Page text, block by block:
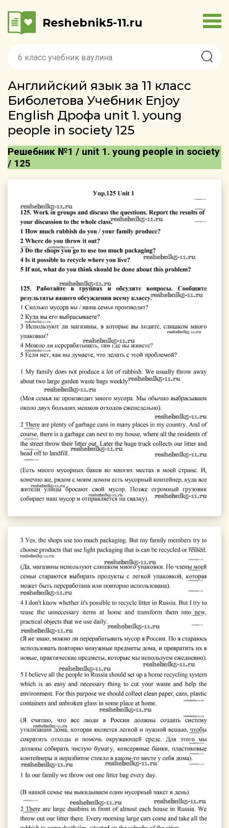
Reshebnik5-11.ru
Английский язык за 11 класс
Биболетова Учебник Enjoy
English Дрофа unit 1. young
people in society 125
Решебник №1 / unit 1. young people in society
/ 125